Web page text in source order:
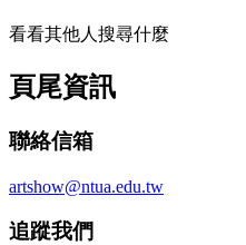
看看其他人搜尋什麼
頁尾資訊
聯絡信箱
artshow@ntua.edu.tw
追蹤我們